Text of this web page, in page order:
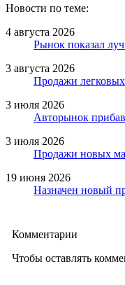
Новости по теме:
4 августа 2026
Рынок показал
3 августа 2026
Продажи
3 июля 2026
Авторынок
3 июля 2026
Продажи новых
19 июня 2026
Назначен новый
Комментарии
Чтобы оставлять